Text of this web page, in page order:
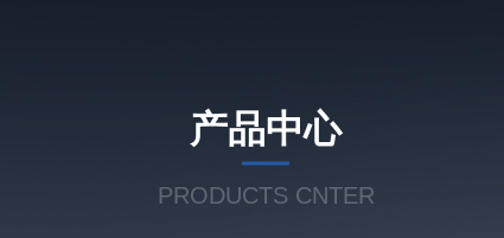
产品中心
PRODUCTS CNTER